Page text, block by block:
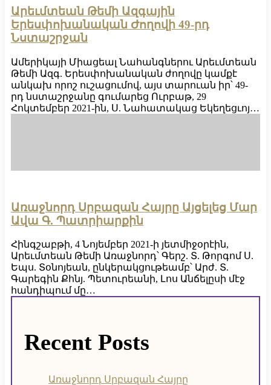
Արեւմտեան Թեմի Ազգային
Երեսփոխանական Ժողովի 49-րդ
Նստաշրջան
Ամերիկայի Միացեալ Նահանգներու Արեւմտեան
Թեմի Ազգ. Երեսփոխանական ժողովը կամքէ
անկախ որոշ ուշացումով, այս տարուան իր՝ 49-
րդ նստաշրջանը գումարեց Ուրբաթ, 29
Հոկտեմբեր 2021-ին, Ս. Նահատակաց Եկեղեցւոյ…
Առաջնորդ Սրբազան Հայրը Այցելեց Մար
Ավա Գ. Պատրիարքին
Հինգշաբթի, 4 Նոյեմբեր 2021-ի յետմիջօրէին,
Արեւմտեան Թեմի Առաջնորդ՝ Գերշ. Տ. Թորգոմ Ս.
Եպս. Տօնոյեան, ընկերակցութեամբ՝ Արժ. Տ.
Գարեգին Քհնյ. Պետուրեանի, Լոս Անճելըսի մէջ
հանդիպում մը…
Recent Posts
Առաջնորդ Սրբազան Հայրը